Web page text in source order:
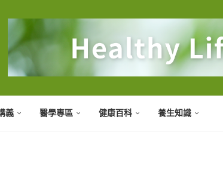
義 醫學專區 健康百科 養生知識